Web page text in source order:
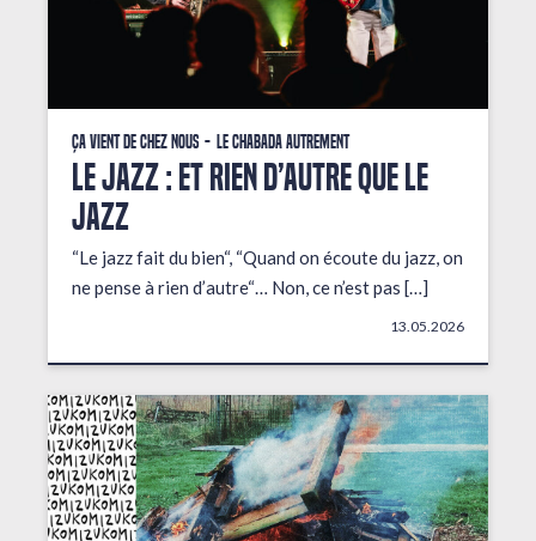
Ça vient de chez nous Le Chabada autrement
LE JAZZ : ET RIEN D’AUTRE QUE LE
JAZZ
“Le jazz fait du bien“, “Quand on écoute du jazz, on
ne pense à rien d’autre“… Non, ce n’est pas […]
13.05.2026